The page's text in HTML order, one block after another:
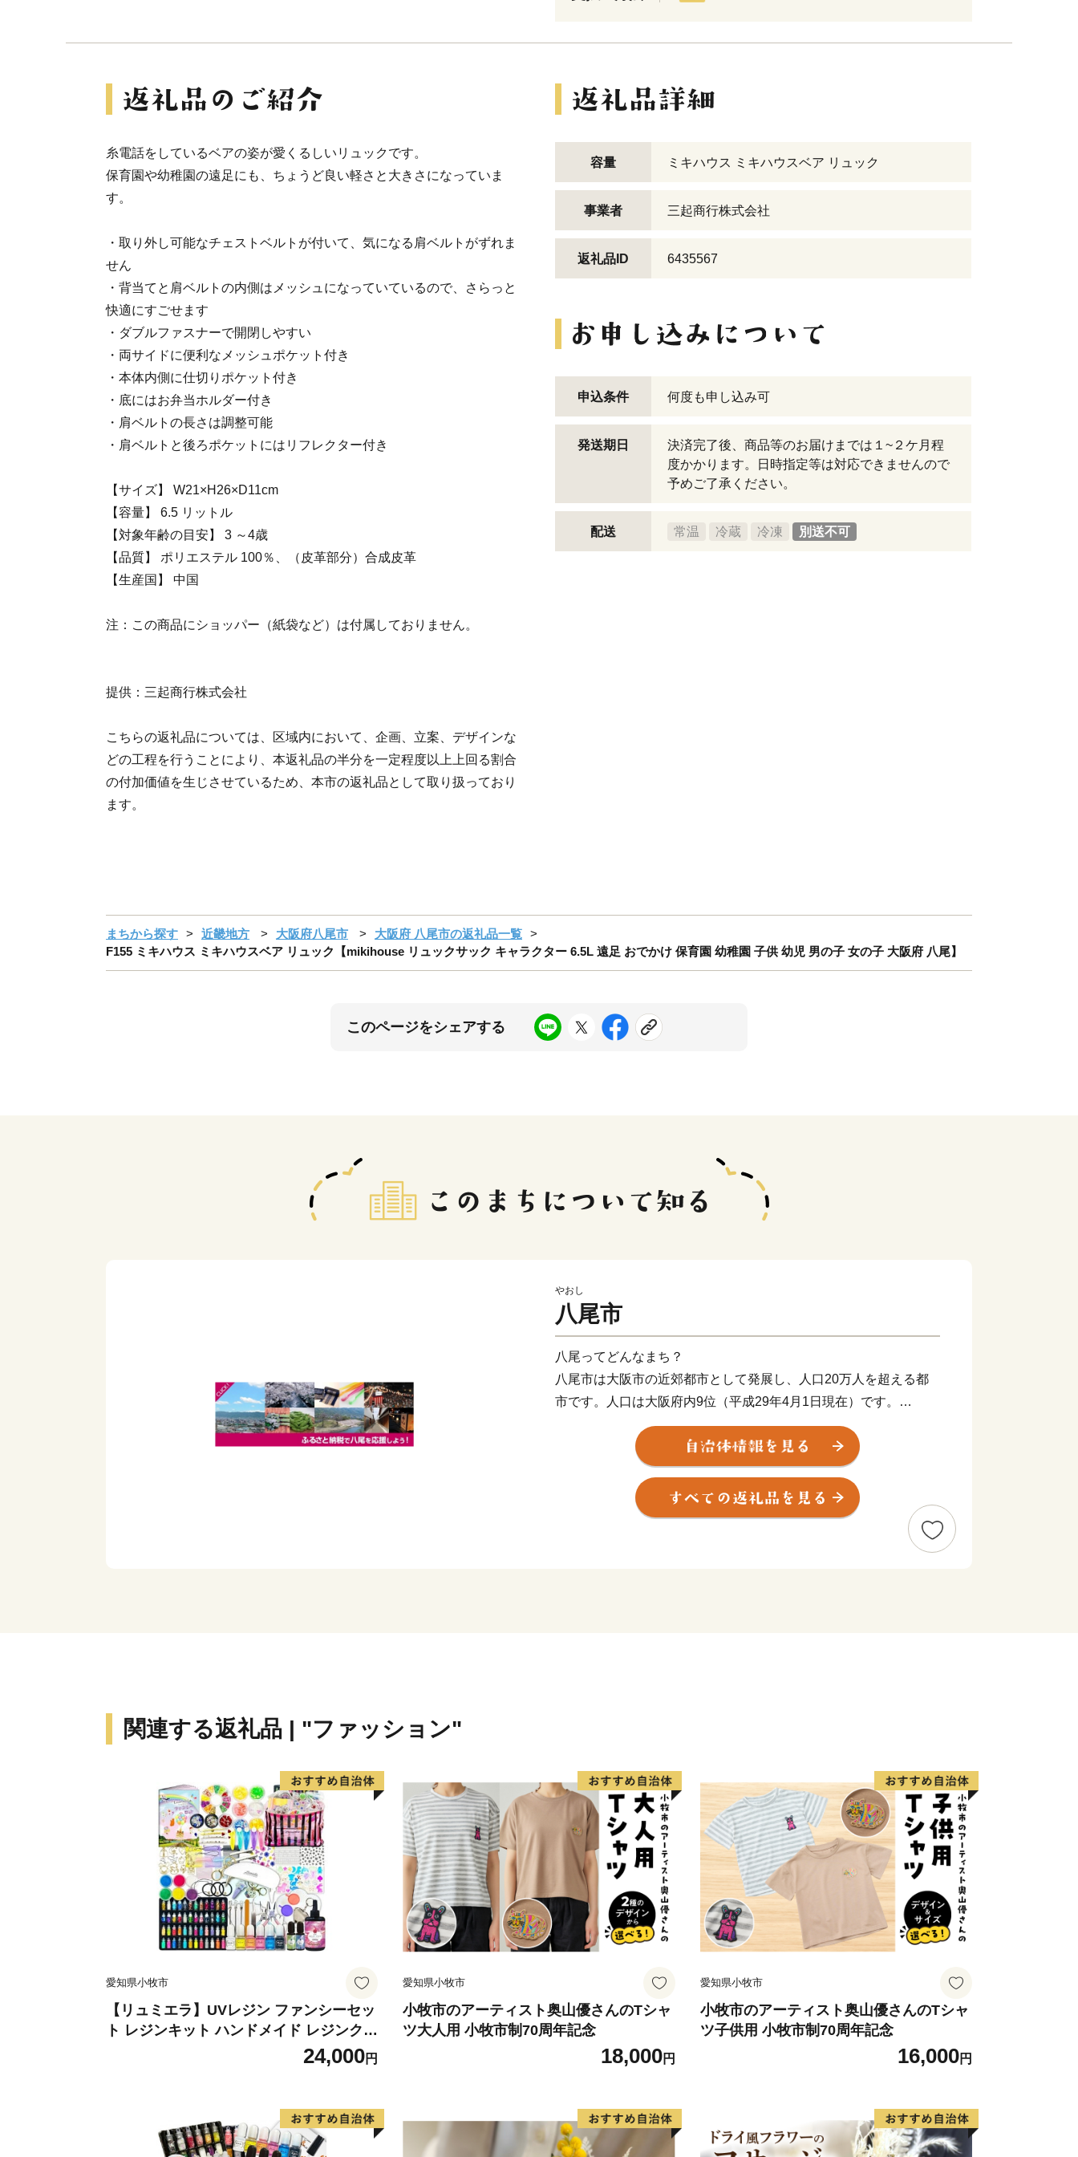
糸電話をしているベアの姿が愛くるしいリュックです。
保育園や幼稚園の遠足にも、ちょうど良い軽さと大きさになっていま
す。
・取り外し可能なチェストベルトが付いて、気になる肩ベルトがずれま
せん
・背当てと肩ベルトの内側はメッシュになっていているので、さらっと
快適にすごせます
・ダブルファスナーで開閉しやすい
・両サイドに便利なメッシュポケット付き
・本体内側に仕切りポケット付き
・底にはお弁当ホルダー付き
・肩ベルトの長さは調整可能
・肩ベルトと後ろポケットにはリフレクター付き
【サイズ】 W21×H26×D11cm
【容量】 6.5 リットル
【対象年齢の目安】 3 ～4歳
【品質】 ポリエステル 100％、（皮革部分）合成皮革
【生産国】 中国
注：この商品にショッパー（紙袋など）は付属しておりません。
提供：三起商行株式会社
こちらの返礼品については、区域内において、企画、立案、デザインな
どの工程を行うことにより、本返礼品の半分を一定程度以上上回る割合
の付加価値を生じさせているため、本市の返礼品として取り扱っており
ます。
容量 ミキハウス ミキハウスベア リュック
事業者 三起商行株式会社
返礼品ID 6435567
申込条件 何度も申し込み可
発送期日
決済完了後、商品等のお届けまでは１~２ケ月程
度かかります。日時指定等は対応できませんので
予めご了承ください。
配送 常温 冷蔵 冷凍 別送不可
まちから探す 近畿地方 大阪府八尾市
大阪府 八尾市の返礼品一覧
F155 ミキハウス ミキハウスベア リュック【mikihouse リュックサック キャラクター 6.5L 遠足 おでかけ 保育園 幼稚園 子供 幼児 男の子 女の子 大阪府 八尾】
このページをシェアする
やおし
八尾市
八尾ってどんなまち？
八尾市は大阪市の近郊都市として発展し、人口20万人を超える都
市です。人口は大阪府内9位（平成29年4月1日現在）です。
＜河内音頭のふるさと＞
八尾の夏は、市内各所に櫓が立ち、幾重にも広がる踊りの輪へと
人々を誘います。河内音頭の歌と踊りが、世代を超えて八尾の人々
を熱くさせます。
なかでも、「河内音頭発祥の地」と伝わる常光寺の正調河内音頭
安山山ろくは、地元で「やまんねき」と呼ばれ、古くから人々が暮
らす里山であり、歴史遺産の宝庫です。なかでも、中河内最大の前
方後円墳の心合寺山（しおんじやま）古墳や、200基以上もの横穴
式石室墳が集中する「高安千塚（たかやすせんづか）古墳群」」は
全国的にも知られています。
＜ものづくりのまち＞
中小企業を中心に、高度な技術力と製品開発力を誇る「ものづくり
全国トップシェアの出荷額で伝統ある歯ブラシ生産をはじめ、金属
製品や電子機器など最先端技術に至るまで、匠の技が光ります。
製造品出荷額は、府内で4番目（平成26年工業統計調査）の規模と
なり、ますます活力にあふれています。
＜八尾えだまめ＞
八尾えだまめは、生産地と大消費地が隣接しているため、鮮度良好
関連する返礼品 | "ファッション"
愛知県小牧市
【リュミエラ】UVレジン ファンシーセッ
ト レジンキット ハンドメイド レジンクラ
フト アクセサリーキット 手作り セット
24,000円
愛知県小牧市
小牧市のアーティスト奥山優さんのTシャ
ツ大人用 小牧市制70周年記念
18,000円
愛知県小牧市
小牧市のアーティスト奥山優さんのTシャ
ツ子供用 小牧市制70周年記念
16,000円